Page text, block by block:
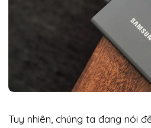
Tuy nhiên, chúng ta đang nói